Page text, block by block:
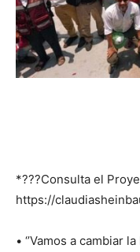
*???Consulta el
https://
• ‘’Vamos a cambiar